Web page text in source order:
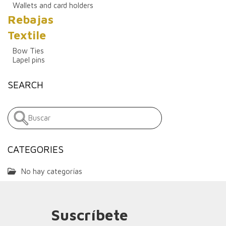
Wallets and card holders
Rebajas
Textile
Bow Ties
Lapel pins
SEARCH
CATEGORIES
No hay categorías
Suscríbete